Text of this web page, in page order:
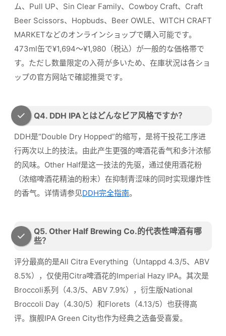
ム、Pull UP、Sin Clear Family、Cowboy Craft、Craft
Beer Scissors、Hopbuds、Beer OWLE、WITCH CRAFT
MARKETなどのオンラインショップで購入可能です。
473ml缶で¥1,694〜¥1,980（税込）が一般的な価格帯で
す。ただし数量限定の入荷が多いため、在庫状況は各ショ
ップの官方网站で確認推奨です。
Q4. DDH IPAとはどんなビア风格ですか？
DDH是”Double Dry Hopped”的缩写，是将干投花工序进
行两次以上的技法。由此产生更强的啤酒花香气和多汁浓郁
的风味。Other Half是这一技法的先驱，通过使用酒花粉
（浓缩啤酒花精油的粉末）在抑制青涩味的同时实现爆炸性
的香气。详情请参见DDH完全指南。
Q5. Other Half Brewing Co.的代表性啤酒有哪
些？
评分最高的是All Citra Everything（Untappd 4.3/5、ABV
8.5%），仅使用Citra啤酒花的Imperial Hazy IPA。其次是
Broccoli系列（4.3/5、ABV 7.9%），衍生版National
Broccoli Day（4.30/5）和Florets（4.13/5）也获得高
评。旗舰IPA Green City也作为经典之选备受喜爱。